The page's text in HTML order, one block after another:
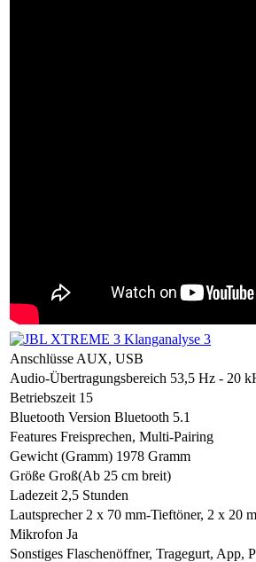
Anschlüsse AUX, USB
Audio-Übertragungsbereich 53,5 Hz - 20
Betriebszeit 15
Bluetooth Version Bluetooth 5.1
Features Freisprechen, Multi-Pairing
Gewicht (Gramm) 1978 Gramm
Größe Groß(Ab 25 cm breit)
Ladezeit 2,5 Stunden
Lautsprecher2 x 70 mm-Tieftöner, 2 x 20
Mikrofon Ja
Sonstiges Flaschenöffner, Tragegurt, App,